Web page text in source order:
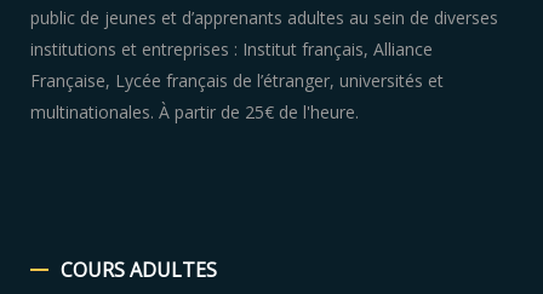
public de jeunes et d’apprenants adultes au sein de diverses
institutions et entreprises : Institut français, Alliance
Française, Lycée français de l’étranger, universités et
multinationales. À partir de 25€ de l'heure.
COURSADULTES